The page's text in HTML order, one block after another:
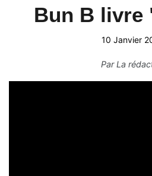
Bun B livre
10 Janvier
ParLa